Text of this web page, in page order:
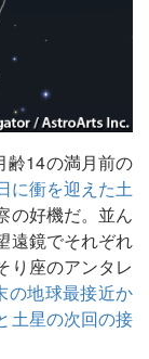
齢14の満月前の
に衝を迎えた土
の好機だ。並ん
遠鏡でそれぞれ
り座のアンタレ
の地球最接近か
土星の次回の接